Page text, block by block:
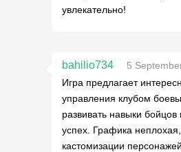
увлекательно!
bahilio734
5
Игра предлагает
управления клубом
развивать навыки бойцов
успех. Графика
кастомизации